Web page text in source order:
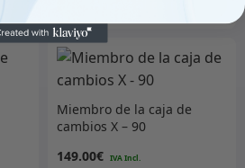
Miembro de la caja de
cambios X – 90
149.00€